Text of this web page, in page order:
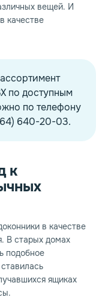
вещей. И
качестве
по доступным
по телефону
640-20-03.
к
в качестве
В старых домах
подобное
ящиках